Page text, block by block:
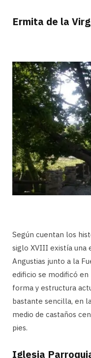
Ermita de la
Según cuentan los
siglo XVIII existía una
Angustias junto a la
edificio se modificó en
forma y estructura
bastante sencilla, en
medio de castaños
pies.
Iglesia